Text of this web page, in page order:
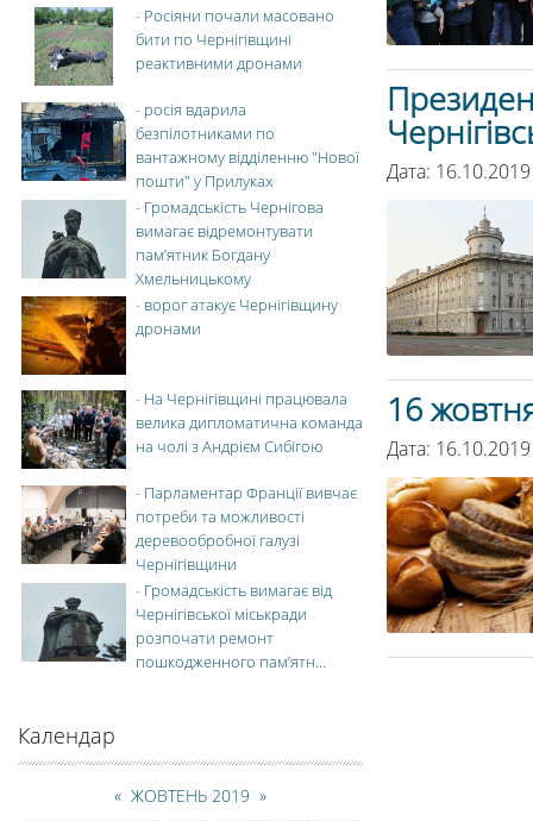
Дата:
16
Дата:
- Росіяни почали масовано
бити по Чернігівщині
реактивними дронами
- росія вдарила
безпілотниками по
вантажному відділенню "Нової
пошти" у Прилуках
- Громадськість Чернігова
вимагає відремонтувати
пам’ятник Богдану
Хмельницькому
- ворог атакує Чернігівщину
дронами
- На Чернігівщині працювала
велика дипломатична команда
на чолі з Андрієм Сибігою
- Парламентар Франції вивчає
потреби та можливості
деревообробної галузі
Чернігівщини
- Громадськість вимагає від
Чернігівської міськради
розпочати ремонт
пошкодженного пам’ятн...
Календар
« ЖОВТЕНЬ 2019 »